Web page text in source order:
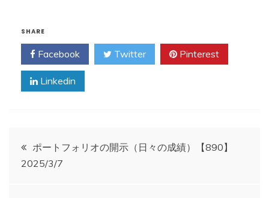
SHARE
Facebook Twitter Pinterest
Linkedin
投
稿
ポートフォリオの開示（日々の成績）【890】
2025/3/7